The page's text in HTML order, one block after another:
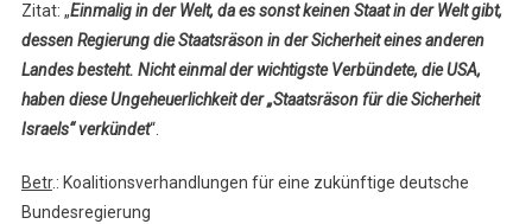
Zitat: „Einmalig in der Welt, da es sonst keinen Staat in der Welt gibt,
dessen Regierung die Staatsräson in der Sicherheit eines anderen
Landes besteht. Nicht einmal der wichtigste Verbündete, die USA,
haben diese Ungeheuerlichkeit der „Staatsräson für die Sicherheit
Israels“ verkündet“.
Betr.: Koalitionsverhandlungen für eine zukünftige deutsche
Bundesregierung